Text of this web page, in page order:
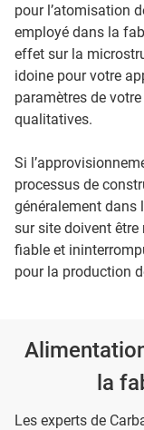
pour l’atomisation
employé dans la
effet sur la
idoine pour votre
paramètres de
qualitatives.
Si
processus de
généralement dans
sur site doivent
fiable et
pour la production
la
Les experts de